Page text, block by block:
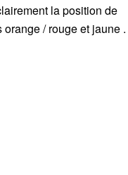
la position de
/ rouge et jaune .